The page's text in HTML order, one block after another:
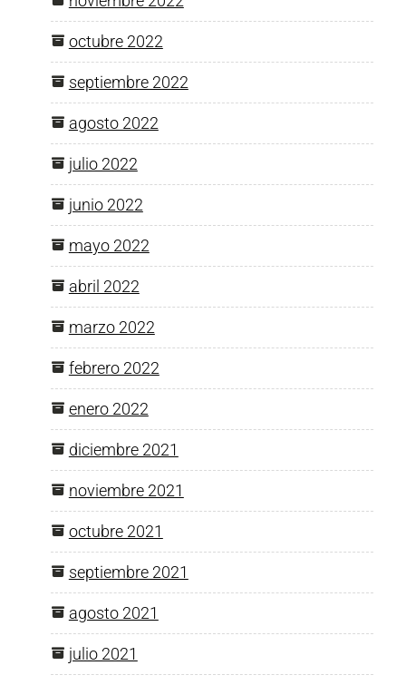
octubre 2022
septiembre 2022
agosto 2022
julio 2022
junio 2022
mayo 2022
abril 2022
marzo 2022
febrero 2022
enero 2022
diciembre 2021
noviembre 2021
octubre 2021
septiembre 2021
agosto 2021
julio 2021